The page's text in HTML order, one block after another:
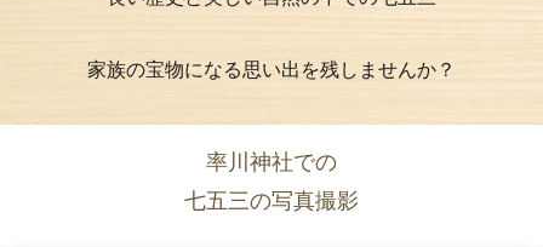
家族の宝物になる思い出を残しませんか？
率川神社での
七五三の写真撮影